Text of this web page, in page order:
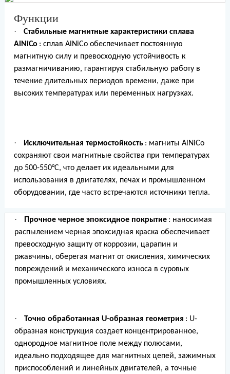
Функции
·
Стабильные магнитные характеристики сплава
AlNiCo : сплав AlNiCo обеспечивает постоянную
магнитную силу и превосходную устойчивость к
размагничиванию, гарантируя стабильную работу в
течение длительных периодов времени, даже при
высоких температурах или переменных нагрузках.
· Исключительная термостойкость : магниты AlNiCo
сохраняют свои магнитные свойства при температурах
до 500-550°C, что делает их идеальными для
использования в двигателях, печах и промышленном
оборудовании, где часто встречаются источники тепла.
· Прочное черное эпоксидное покрытие : наносимая
распылением черная эпоксидная краска обеспечивает
превосходную защиту от коррозии, царапин и
ржавчины, оберегая магнит от окисления, химических
повреждений и механического износа в суровых
промышленных условиях.
· Точно обработанная U-образная геометрия : U-
образная конструкция создает концентрированное,
однородное магнитное поле между полюсами,
идеально подходящее для магнитных цепей, зажимных
приспособлений и линейных двигателей, а точные